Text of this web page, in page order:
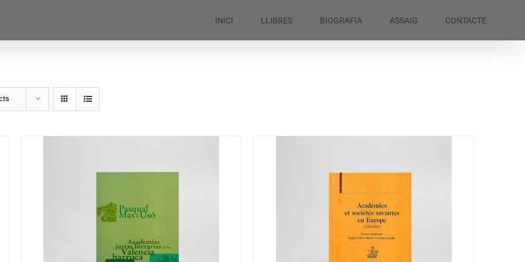
INICI LLIBRES BIOGRAFIA ASSAIG CONTACTE